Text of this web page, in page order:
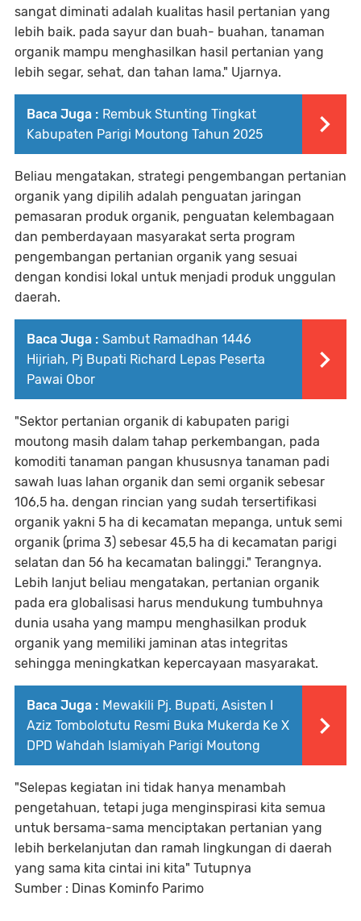
sangat diminati adalah kualitas hasil pertanian yang
lebih baik. pada sayur dan buah- buahan, tanaman
organik mampu menghasilkan hasil pertanian yang
lebih segar, sehat, dan tahan lama." Ujarnya.
Baca Juga : Rembuk Stunting Tingkat
Kabupaten Parigi Moutong Tahun 2025
Beliau mengatakan, strategi pengembangan pertanian
organik yang dipilih adalah penguatan jaringan
pemasaran produk organik, penguatan kelembagaan
dan pemberdayaan masyarakat serta program
pengembangan pertanian organik yang sesuai
dengan kondisi lokal untuk menjadi produk unggulan
daerah.
Baca Juga : Sambut Ramadhan 1446
Hijriah, Pj Bupati Richard Lepas Peserta
Pawai Obor
"Sektor pertanian organik di kabupaten parigi
moutong masih dalam tahap perkembangan, pada
komoditi tanaman pangan khususnya tanaman padi
sawah luas lahan organik dan semi organik sebesar
106,5 ha. dengan rincian yang sudah tersertifikasi
organik yakni 5 ha di kecamatan mepanga, untuk semi
organik (prima 3) sebesar 45,5 ha di kecamatan parigi
selatan dan 56 ha kecamatan balinggi." Terangnya.
Lebih lanjut beliau mengatakan, pertanian organik
pada era globalisasi harus mendukung tumbuhnya
dunia usaha yang mampu menghasilkan produk
organik yang memiliki jaminan atas integritas
sehingga meningkatkan kepercayaan masyarakat.
Baca Juga : Mewakili Pj. Bupati, Asisten I
Aziz Tombolotutu Resmi Buka Mukerda Ke X
DPD Wahdah Islamiyah Parigi Moutong
"Selepas kegiatan ini tidak hanya menambah
pengetahuan, tetapi juga menginspirasi kita semua
untuk bersama-sama menciptakan pertanian yang
lebih berkelanjutan dan ramah lingkungan di daerah
yang sama kita cintai ini kita" Tutupnya
Sumber : Dinas Kominfo Parimo